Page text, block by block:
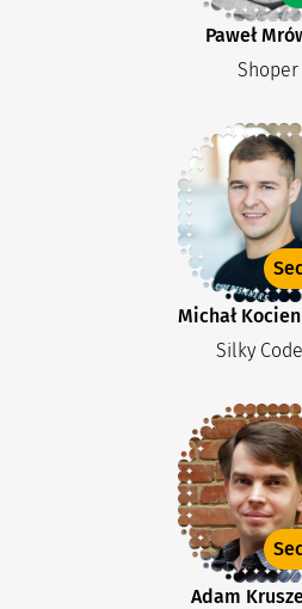
Paweł
Shoper
Michał
Silky
Adam